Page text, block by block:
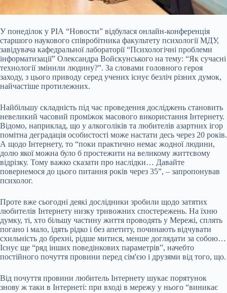
У понеділок у РІА “Новости” відбулася онлайн-конференція
старшого наукового співробітника факультету психології МДУ,
завідувача кафедральної лабораторії “Психологічні проблеми
інформатизації” Олександра Войскунського на тему: “Як сучасні
технології змінили людину?”. За словами головного героя
заходу, з цього приводу серед учених існує безліч різних думок,
найчастіше протилежних.
Найбільшу складність під час проведення досліджень становить
невеликий часовий проміжок масового використання Інтернету.
Відомо, наприклад, що у алкоголіків та любителів азартних ігор
помітна деградація особистості може настати десь через 20 років.
А щодо Інтернету, то “поки практично немає жодної людини,
долю якої можна було б простежити на великому життєвому
відрізку. Тому важко сказати про наслідки… Давайте
повернемося до цього питання років через 35”, – запропонував
психолог.
Проте вже сьогодні деякі дослідники зробили щодо затятих
любителів Інтернету низку тривожних спостережень. На їхню
думку, ті, хто більшу частину життя проводять у Мережі, сплять
погано і мало, їдять рідко і без апетиту, починають відчувати
схильність до брехні, рідше митися, менше доглядати за собою…
Існує ще “ряд інших поведінкових параметрів”, начебто
постійного почуття провини перед сім'єю і друзями від того, що.
Від почуття провини любитель Інтернету шукає порятунок
знову ж таки в Інтернеті: при вході в мережу у нього “виникає